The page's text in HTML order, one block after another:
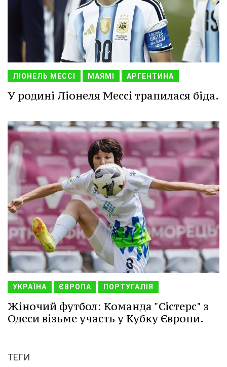
ЛІОНЕЛЬ МЕССІ МАЯМІ АРГЕНТИНА
У родині Ліонеля Мессі трапилася біда.
УКРАЇНА ЄВРОПА ПОРТУГАЛІЯ
Жіночий футбол: Команда "Сістерс" з
Одеси візьме участь у Кубку Європи.
ТЕГИ